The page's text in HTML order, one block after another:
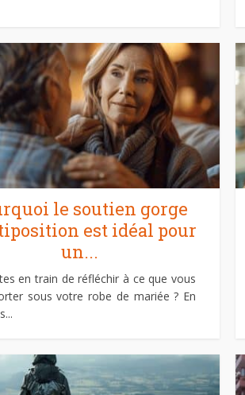
le soutien gorge
est idéal pour
un...
en train de réfléchir à ce que vous
sous votre robe de mariée ? En